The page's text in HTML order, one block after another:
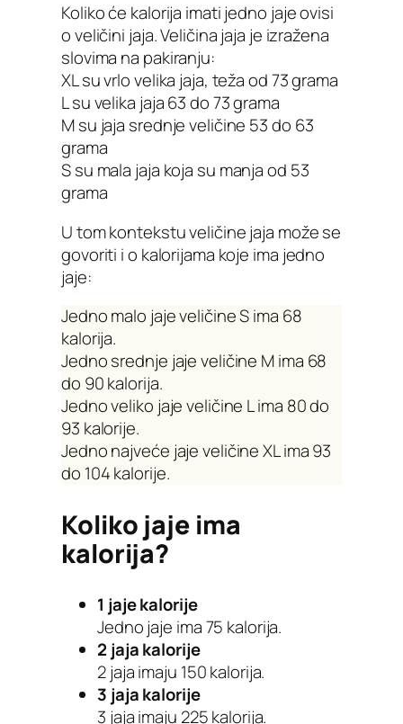
Koliko će kalorija imati jedno jaje ovisi
o veličini jaja. Veličina jaja je izražena
slovima na pakiranju:
XL su vrlo velika jaja, teža od 73 grama
L su velika jaja 63 do 73 grama
M su jaja srednje veličine 53 do 63
grama
S su mala jaja koja su manja od 53
grama
U tom kontekstu veličine jaja može se
govoriti i o kalorijama koje ima jedno
jaje:
Jedno malo jaje veličine S ima 68
kalorija.
Jedno srednje jaje veličine M ima 68
do 90 kalorija.
Jedno veliko jaje veličine L ima 80 do
93 kalorije.
Jedno najveće jaje veličine XL ima 93
do 104 kalorije.
Koliko jaje ima
kalorija?
1 jaje kalorije
Jedno jaje ima 75 kalorija.
2 jaja kalorije
2 jaja imaju 150 kalorija.
3 jaja kalorije
3 jaja imaju 225 kalorija.